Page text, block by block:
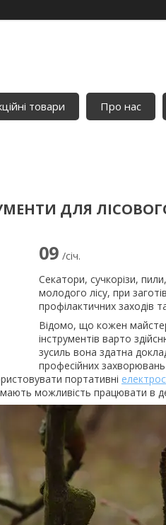
товари Про нас
ДЛЯ
09 /січ.
Секатори, сучкорізи,
молодого лісу, при
профілактичних заходів
Відомо, що кожен майстер
інструментів варто
зусиль вона здатна
професійних
портативні
мають можливість працювати в